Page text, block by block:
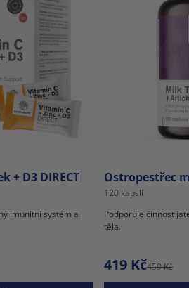
+ D3 DIRECT
imunitní systém a
Ostropestřec
120 kapslí
Podporuje činnost
těla.
419 Kč459 Kč